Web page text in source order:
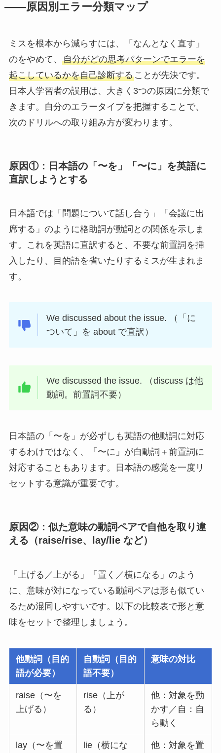
——原因別エラー分類マップ
ミスを根本から減らすには、「なんとなく直す」
のをやめて、 自分がどの思考パターンでエラーを
起こしているかを自己診断することが先決です。
日本人学習者の誤用は、大きく3つの原因に分類で
きます。自分のエラータイプを把握することで、
次のドリルへの取り組み方が変わります。
原因①：日本語の「〜を」「〜に」を英語に
直訳しようとする
日本語では「問題について話し合う」「会議に出
席する」のように格助詞が動詞との関係を示しま
す。これを英語に直訳すると、不要な前置詞を挿
入したり、目的語を省いたりするミスが生まれま
す。
We discussed about the issue. （「に
ついて」を about で直訳）
We discussed the issue. （discuss は他
動詞。前置詞不要）
日本語の「〜を」が必ずしも英語の他動詞に対応
するわけではなく、「〜に」が自動詞＋前置詞に
対応することもあります。日本語の感覚を一度リ
セットする意識が重要です。
原因②：似た意味の動詞ペアで自他を取り違
える（raise/rise、lay/lie など）
「上げる／上がる」「置く／横になる」のよう
に、意味が対になっている動詞ペアは形も似てい
るため混同しやすいです。以下の比較表で形と意
味をセットで整理しましょう。
他動詞（目的
語が必要）
自動詞（目的
語不要）
意味の対比
raise（〜を
上げる）
rise（上が
る）
他：対象を動
かす／自：自
ら動く
lay（〜を置
lie（横にな
他：対象を置